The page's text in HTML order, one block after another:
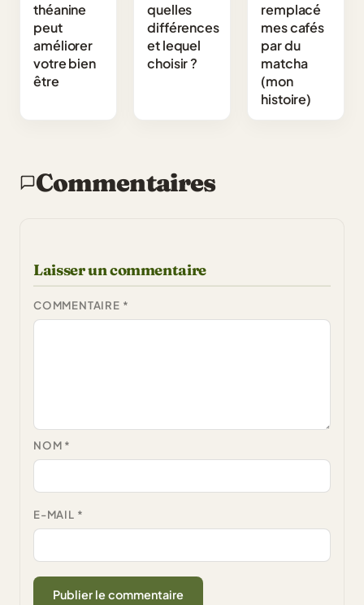
théanine
peut
améliorer
votre bien
être
quelles
différences
et lequel
choisir ?
remplacé
mes cafés
par du
matcha
(mon
histoire)
Commentaires
Laisser un commentaire
COMMENTAIRE *
NOM *
E-MAIL *